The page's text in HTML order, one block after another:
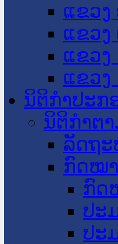
ແຂວງ
ແຂວງ
ແຂວງ
ແຂວງ
ນິຕິກໍາປະກ
ນິຕິກໍາຕ
ລັດຖະ
ກົດໝ
ກົດ
ປະ
ປະ